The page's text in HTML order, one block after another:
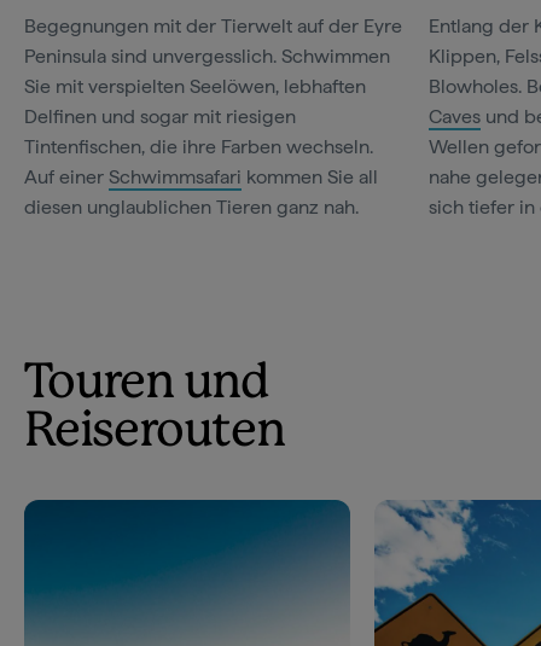
Begegnungen mit der Tierwelt auf der Eyre
Peninsula sind unvergesslich. Schwimmen
Sie mit verspielten Seelöwen, lebhaften
Delfinen und sogar mit riesigen
Tintenfischen, die ihre Farben wechseln.
Auf einer Schwimmsafari kommen Sie all
diesen unglaublichen Tieren ganz nah.
Entlang der
Klippen,
Blowholes.
Caves und
Wellen
nahe
sich tiefer in
Touren und
Reiserouten